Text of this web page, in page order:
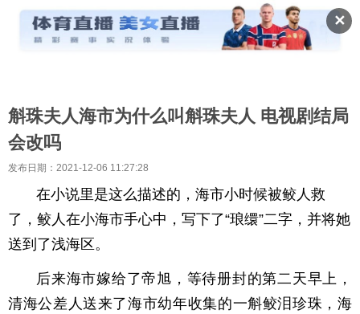
✕
斛珠夫人海市为什么叫斛珠夫人 电视剧结局
会改吗
发布日期：2021-12-06 11:27:28
在小说里是这么描述的，海市小时候被鲛人救
了，鲛人在小海市手心中，写下了“琅缳”二字，并将她
送到了浅海区。
后来海市嫁给了帝旭，等待册封的第二天早上，
清海公差人送来了海市幼年收集的一斛鲛泪珍珠，海